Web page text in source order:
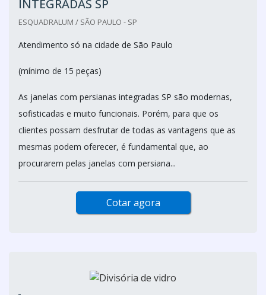
INTEGRADAS SP
ESQUADRALUM / SÃO PAULO - SP
Atendimento só na cidade de São Paulo
(mínimo de 15 peças)
As janelas com persianas integradas SP são modernas,
sofisticadas e muito funcionais. Porém, para que os
clientes possam desfrutar de todas as vantagens que as
mesmas podem oferecer, é fundamental que, ao
procurarem pelas janelas com persiana...
Cotar agora